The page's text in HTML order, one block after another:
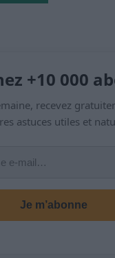
+10 000
recevez
astuces utiles et
Je m’abonne